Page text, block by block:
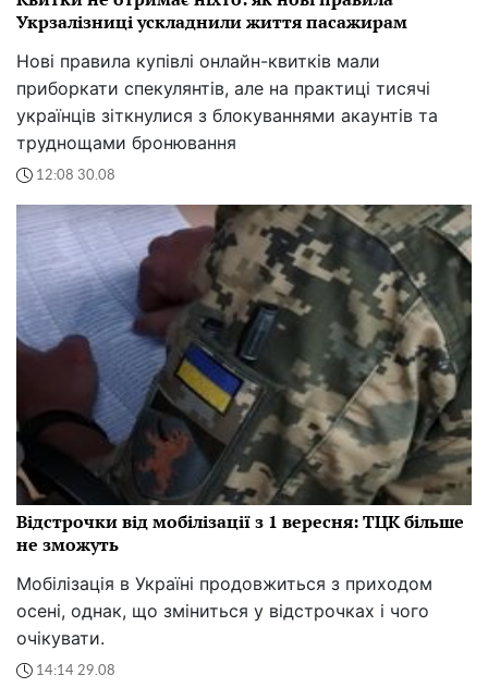
Укрзалізниці ускладнили життя пасажирам
Нові правила купівлі онлайн-квитків мали
приборкати спекулянтів, але на практиці тисячі
українців зіткнулися з блокуваннями акаунтів та
труднощами бронювання
12:08 30.08
Відстрочки від мобілізації з 1 вересня: ТЦК більше
не зможуть
Мобілізація в Україні продовжиться з приходом
осені, однак, що зміниться у відстрочках і чого
очікувати.
14:14 29.08